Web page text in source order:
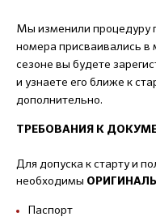
Мы изменили процедуру
номера присваивались в
сезоне вы будете
и узнаете его ближе к
дополнительно.
ТРЕБОВАНИЯ К
Для допуска к старту и
необходимы ОРИГИНАЛЫ
Паспорт